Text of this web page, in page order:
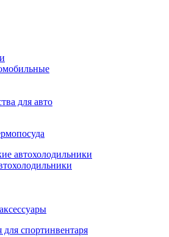
для авто
автохолодильники
спортинвентаря